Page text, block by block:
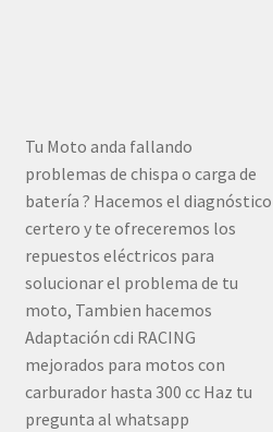
Tu Moto anda fallando
problemas de chispa o carga de
batería ? Hacemos el diagnóstico
certero y te ofreceremos los
repuestos eléctricos para
solucionar el problema de tu
moto, Tambien hacemos
Adaptación cdi RACING
mejorados para motos con
carburador hasta 300 cc Haz tu
pregunta al whatsapp